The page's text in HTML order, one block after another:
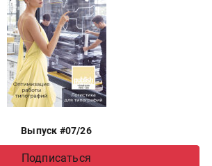
Выпуск #07/26
Подписаться